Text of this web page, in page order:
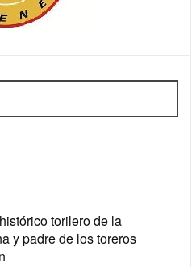
torilero de la
y padre de los toreros